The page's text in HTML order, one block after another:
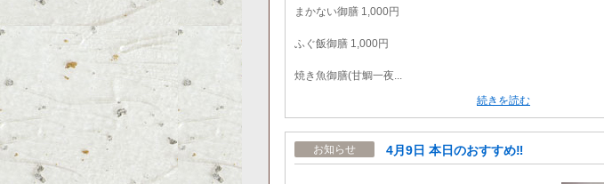
まかない御膳 1,000円
ふぐ飯御膳 1,000円
焼き魚御膳(甘鯛一夜...
続きを読む
お知らせ 4月9日 本日のおすすめ‼️